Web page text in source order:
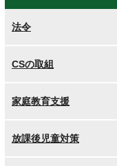
法令
CSの取組
家庭教育支援
放課後児童対策